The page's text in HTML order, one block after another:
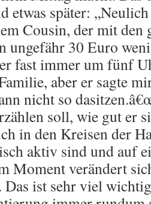
etwas später:
Cousin, der mit den
ungefähr 30 Euro
fast immer um fünf
aber er sagte
nicht so
soll, wie gut er
in den Kreisen der
aktiv sind und auf
Moment verändert
ist sehr viel